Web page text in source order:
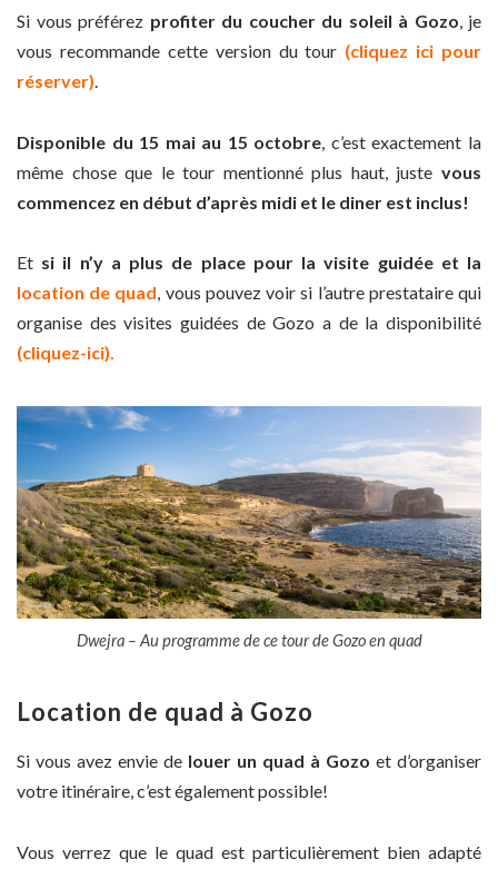
Si vous préférez profiter du coucher du soleil à Gozo, je
vous recommande cette version du tour (cliquez ici pour
réserver).
Disponible du 15 mai au 15 octobre, c’est exactement la
même chose que le tour mentionné plus haut, juste vous
commencez en début d’après midi et le diner est inclus!
Et si il n’y a plus de place pour la visite guidée et la
location de quad, vous pouvez voir si l’autre prestataire qui
organise des visites guidées de Gozo a de la disponibilité
(cliquez-ici).
Dwejra – Au programme de ce tour de Gozo en quad
Location de quad à Gozo
Si vous avez envie de louer un quad à Gozo et d’organiser
votre itinéraire, c’est également possible!
Vous verrez que le quad est particulièrement bien adapté